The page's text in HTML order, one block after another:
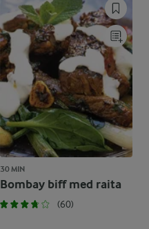
30 MIN
Bombay biff med raita
(60)